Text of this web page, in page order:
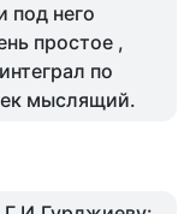
под него
простое ,
по
мыслящий.